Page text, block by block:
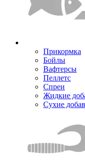
Прикормка
Бойлы
Вафтерсы
Пеллетс
Спреи
Жидкие
Сухие